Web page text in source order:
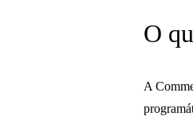
O
A